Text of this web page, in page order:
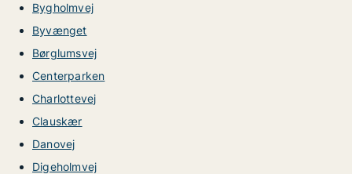
Bygholmvej
Byvænget
Børglumsvej
Centerparken
Charlottevej
Clauskær
Danovej
Digeholmvej